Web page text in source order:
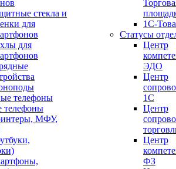
стекла и
для
для
телефоны
МФУ,
1С-
Статусы
Центр
ЭДО
Центр
1С
Центр
Центр
ФЗ